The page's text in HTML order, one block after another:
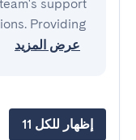
support
Providing
عرض المزيد
إظهار للكل 11